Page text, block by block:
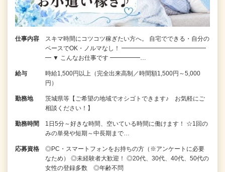
仕事内容
スキマ時間にコツコツ稼ぎたい方へ。 自宅でできる・自分の
ペースでOK・ノルマなし！ ━━━━━━━━━━━━━━
━ ▼ こんなお仕事です ━━━━━…
給与
時給1,500円以上（完全出来高制／時間額1,500円～5,000
円）
勤務地
茨城県等【ご希望の地域でオシゴトできます♪ お気軽にご
相談ください！】
勤務時間
1日5分～好きな時間、空いている時間に働けます！ ☆1回の
みの単発や短期～中長期まで…
応募資格
◎PC・スマートフォンをお持ちの方（※アンケートに必要
なため） ◎未経験者大歓迎！ ◎20代、30代、40代、50代の
女性の登録多数 ◎年齢不問